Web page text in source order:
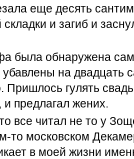
еще десять
и загиб и
была обнаружена
на двадцать
Пришлось гулять
и предлагал жених.
все читал не то у
то московском
в моей жизни